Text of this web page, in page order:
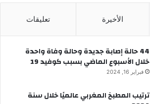
الأخيرة تعليقات
44 حالة إصابة جديدة وحالة وفاة واحدة
خلال الأسبوع الماضي بسبب كوفيد 19
فبراير 16, 2024
ترتيب المطبخ المغربي عالميًا خلال سنة